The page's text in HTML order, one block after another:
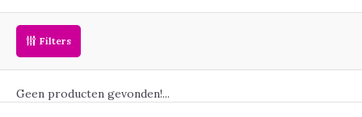
Filters
Geen producten gevonden!...